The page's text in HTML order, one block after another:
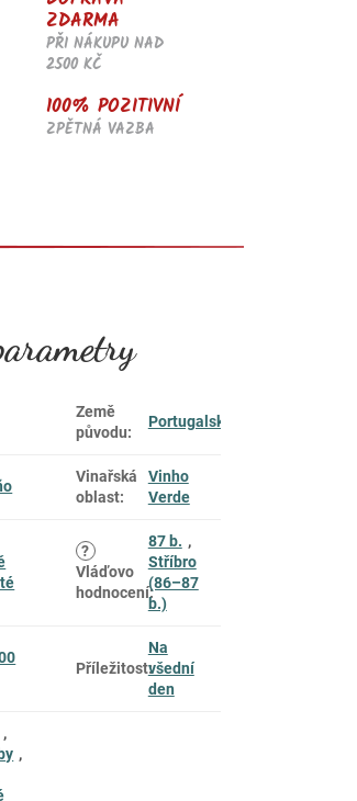
ZDARMA
PŘI NÁKUPU NAD
2500 KČ
100% POZITIVNÍ
ZPĚTNÁ VAZBA
Země
původu:
Portugalsko
Vinařská
oblast:
Vinho
Verde
?
Vláďovo
hodnocení:
87 b. ,
Stříbro
(86–87
b.)
Příležitost:
Na
všední
den
,
,